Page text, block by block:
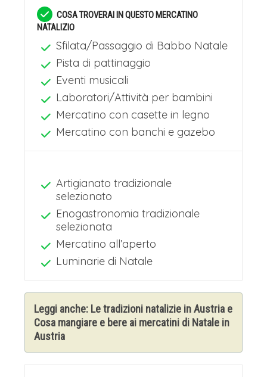
innovazione, per un'atmosfera magica
e raffinata.
CENA E PERNOTTAMENTO
Cena in hotel e pernottamento.
Mercatini di Natale Stiria e Carinzia: i
Mercatini dei Krampus Giorno 3
COLAZIONE IN HOTEL
KLAGENFURT E I MERCATINI DI
NATALE DELLA CARINZIA
A seguito dell’abbondante colazione in
hotel ci sposteremo a Klagenfurt,
l’accogliente capitale della Carinzia
durante l’Avvento si trasforma in un
incantevole scenario natalizio.Il cuore
COSA TROVERAI IN QUESTO MERCATINO
NATALIZIO
Sfilata/Passaggio di Babbo Natale
Pista di pattinaggio
Eventi musicali
Laboratori/Attività per bambini
Mercatino con casette in legno
Mercatino con banchi e gazebo
Artigianato tradizionale
selezionato
Enogastronomia tradizionale
selezionata
Mercatino all’aperto
Luminarie di Natale
Leggi anche: Le tradizioni natalizie in Austria e
Cosa mangiare e bere ai mercatini di Natale in
Austria